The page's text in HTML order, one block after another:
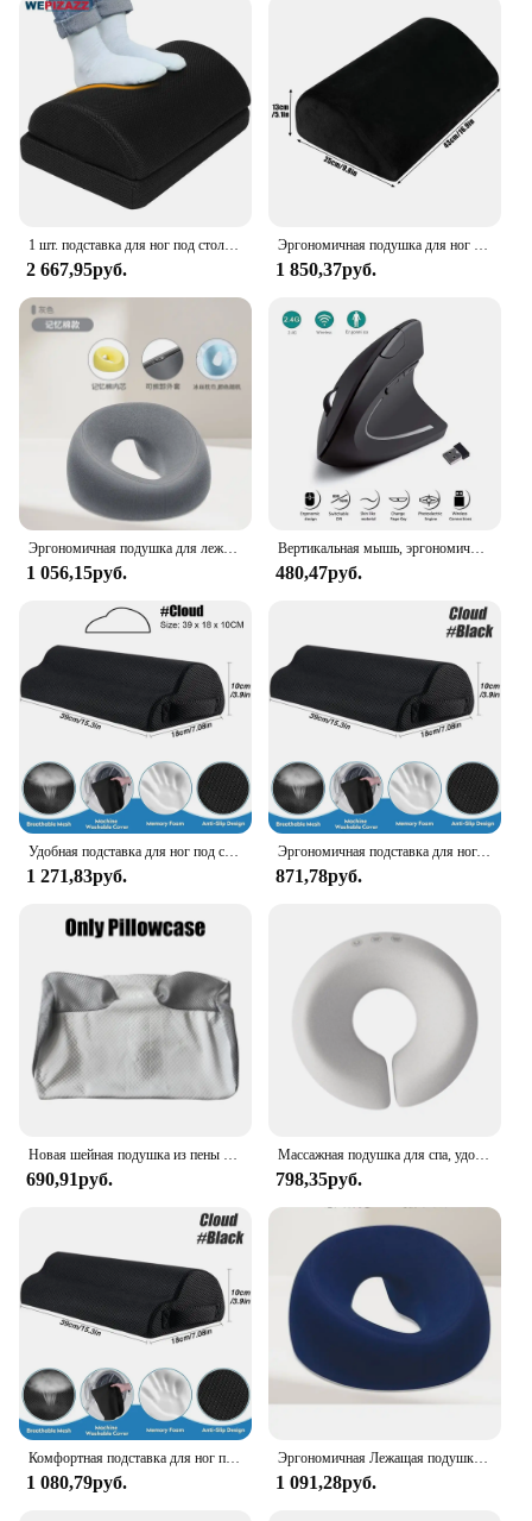
with your business goals. This chair is not just a
product; it's an opportunity to offer your customers
a high-quality, ergonomic seating solution that can
be sold in sets or individually. The chair's durable
construction and easy-to-maintain design make it a
reliable choice for both personal and commercial
use, ensuring that your customers will appreciate
the comfort and functionality it provides.
1 шт. подставка для ног под столом в рабочем хиропракторе - завершенная, регулируемая подставка для ног премиум-класса под столом, эргономичная подставка для ног стола
2 667,95руб.
Эргономичная подушка для ног под столом-для работы в офисе, игровая подушка для подъема ног, подушка на танкетке для ног-обеспечивает ежедневное облегчение
1 850,37руб.
Эргономичная подушка для лежания, пена с эффектом памяти, дышащая подушка для подголовника, массажная подушка для тела, подушка для отдыха для лица для салона красоты
1 056,15руб.
Вертикальная мышь, эргономичная беспроводная оптическая мышь 2,4 ГГц, 3 регулируемых разрешения на дюйм, 800/1200/1600, 6 кнопок для портативного ПК, компьютера, рабочего стола
480,47руб.
Удобная подставка для ног под столом, табурет для поддержки ног, Эргономичный Подставка для ног для дома и офиса, работы, игровые аксессуары, облегчение боли в ногах
1 271,83руб.
Эргономичная подставка для ног, подставка для стола, для дома, офиса, компьютера, подушка для ног
871,78руб.
690,91руб.
Массажная подушка для спа, удобная универсальная дышащая эргономичная Лежащая Подушка, подставка для лица для путешествий, полета, салона, дома, для мужчин
798,35руб.
1 080,79руб.
Эргономичная Лежащая подушка из пены с эффектом памяти, дышащая подушка для поддержки головы, подушка для массажа тела и лица, подушка для салона красоты
1 091,28руб.